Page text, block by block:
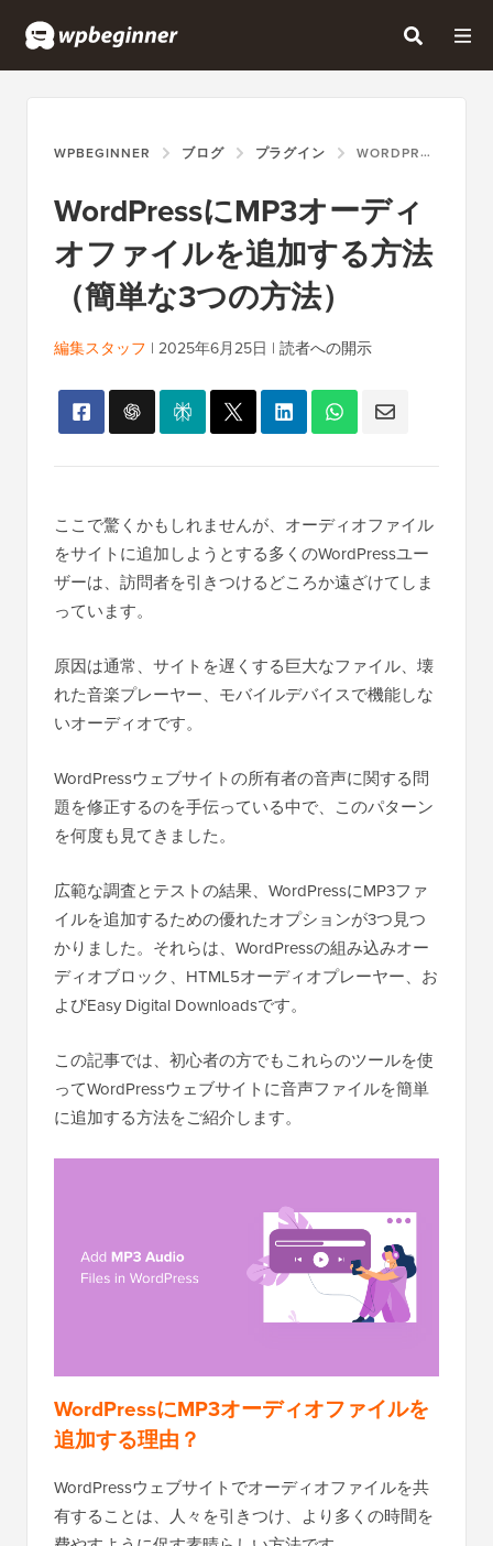
WPBEGINNER ブログ プラグイン WORDPRESSにMP3オーディオファイルを追加する方法（簡単な3つの方法）
WordPressにMP3オーディ
オファイルを追加する方法
（簡単な3つの方法）
編集スタッフ | 2025年6月25日 | 読者への開示
ここで驚くかもしれませんが、オーディオファイル
をサイトに追加しようとする多くのWordPressユー
ザーは、訪問者を引きつけるどころか遠ざけてしま
っています。
原因は通常、サイトを遅くする巨大なファイル、壊
れた音楽プレーヤー、モバイルデバイスで機能しな
いオーディオです。
WordPressウェブサイトの所有者の音声に関する問
題を修正するのを手伝っている中で、このパターン
を何度も見てきました。
広範な調査とテストの結果、WordPressにMP3ファ
イルを追加するための優れたオプションが3つ見つ
かりました。それらは、WordPressの組み込みオー
ディオブロック、HTML5オーディオプレーヤー、お
よびEasy Digital Downloadsです。
この記事では、初心者の方でもこれらのツールを使
ってWordPressウェブサイトに音声ファイルを簡単
に追加する方法をご紹介します。
WordPressにMP3オーディオファイルを
追加する理由 ？
WordPressウェブサイトでオーディオファイルを共
有することは、人々を引きつけ、より多くの時間を